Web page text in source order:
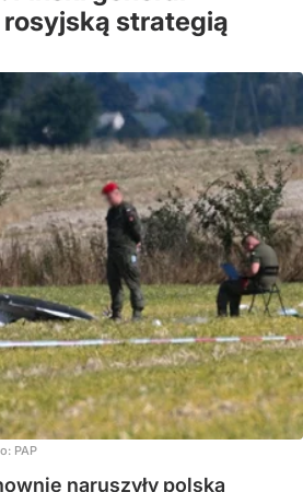
strategią
PAP
naruszyły polską